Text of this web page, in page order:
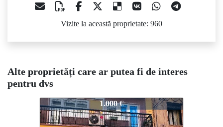
Vizite la această proprietate: 960
Alte proprietăți care ar putea fi de interes
pentru dvs
2037-AL
1.000 €
2037-AL 1.200 €